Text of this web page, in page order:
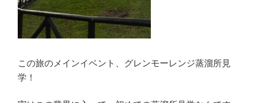
この旅のメインイベント、グレンモーレンジ蒸溜所見
学！